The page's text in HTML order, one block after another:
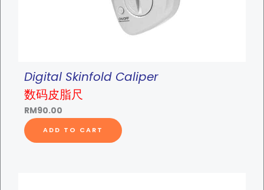
Digital Skinfold Caliper
数码皮脂尺
RM90.00
ADD TO CART